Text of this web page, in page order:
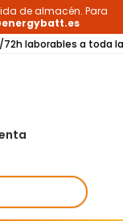
de almacén. Para
laborables a toda